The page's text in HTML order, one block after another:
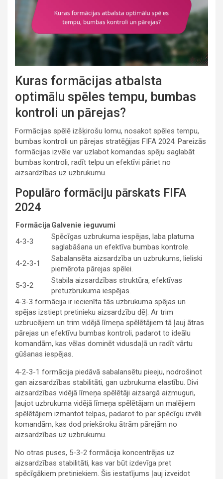
Kuras formācijas atbalsta
optimālu spēles tempu, bumbas
kontroli un pārejas?
Formācijas spēlē izšķirošu lomu, nosakot spēles tempu,
bumbas kontroli un pārejas stratēģijas FIFA 2024. Pareizās
formācijas izvēle var uzlabot komandas spēju saglabāt
bumbas kontroli, radīt telpu un efektīvi pāriet no
aizsardzības uz uzbrukumu.
Populāro formāciju pārskats FIFA
2024
FormācijaGalvenie ieguvumi
4-3-3
Spēcīgas uzbrukuma iespējas, laba platuma
saglabāšana un efektīva bumbas kontrole.
4-2-3-1
Sabalansēta aizsardzība un uzbrukums, lieliski
piemērota pārejas spēlei.
5-3-2
Stabila aizsardzības struktūra, efektīvas
pretuzbrukuma iespējas.
4-3-3 formācija ir iecienīta tās uzbrukuma spējas un
spējas izstiept pretinieku aizsardzību dēļ. Ar trim
uzbrucējiem un trim vidējā līmeņa spēlētājiem tā ļauj ātras
pārejas un efektīvu bumbas kontroli, padarot to ideālu
komandām, kas vēlas dominēt vidusdaļā un radīt vārtu
gūšanas iespējas.
4-2-3-1 formācija piedāvā sabalansētu pieeju, nodrošinot
gan aizsardzības stabilitāti, gan uzbrukuma elastību. Divi
aizsardzības vidējā līmeņa spēlētāji aizsargā aizmuguri,
ļaujot uzbrukuma vidējā līmeņa spēlētājam un malējiem
spēlētājiem izmantot telpas, padarot to par spēcīgu izvēli
komandām, kas dod priekšroku ātrām pārejām no
aizsardzības uz uzbrukumu.
No otras puses, 5-3-2 formācija koncentrējas uz
aizsardzības stabilitāti, kas var būt izdevīga pret
spēcīgākiem pretiniekiem. Šis iestatījums ļauj izveidot